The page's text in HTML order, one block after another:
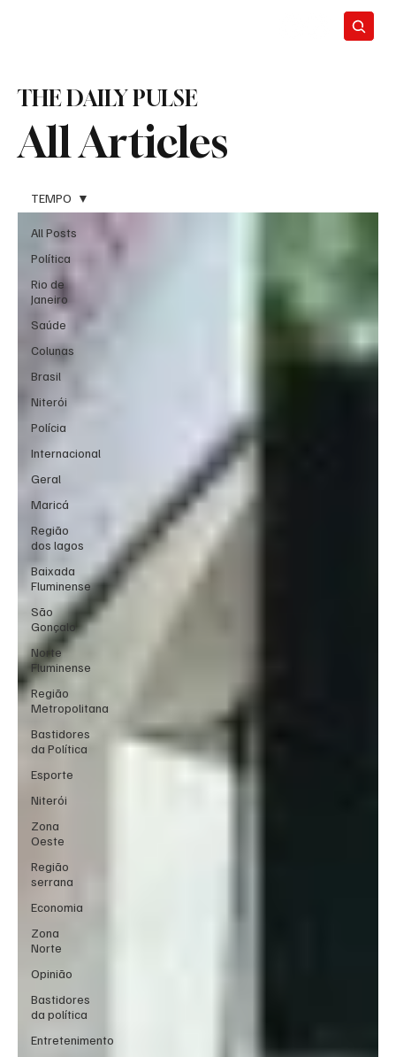
All Articles
THE DAILY PULSE
All Posts
Política
Rio de
Janeiro
Saúde
Colunas
Brasil
Niterói
Polícia
Internacional
Geral
Maricá
Região
dos lagos
Baixada
Fluminense
São
Gonçalo
Norte
Fluminense
Região
Metropolitana
Bastidores
da Política
Esporte
Niterói
Zona
Oeste
Região
serrana
Economia
Zona
Norte
Opinião
Bastidores
da política
Entretenimento
TEMPO